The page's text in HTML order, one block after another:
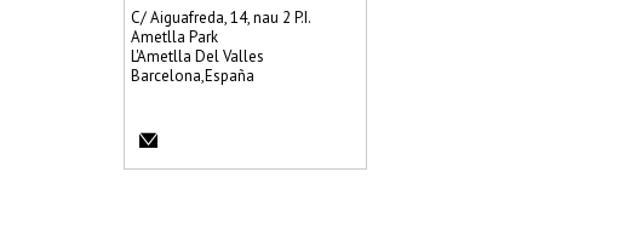
C/ Aiguafreda, 14, nau 2 P.I.
Ametlla Park
L'Ametlla Del Valles
Barcelona,España